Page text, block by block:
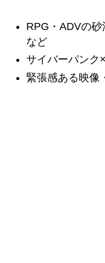
RPG・ADVの
など
サイバーパンク
緊張感ある映像